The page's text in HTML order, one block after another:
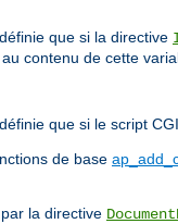
que si la directive
contenu de cette
que si le script
de base
la directive